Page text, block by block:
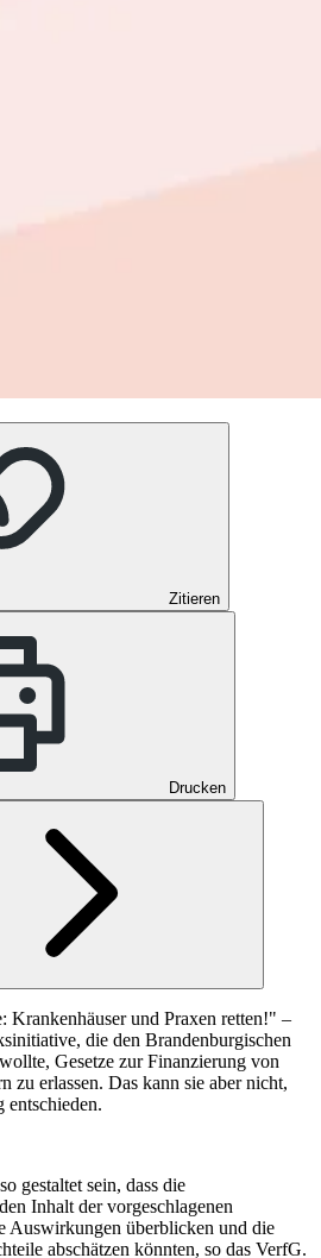
Zitieren
Drucken
Krankenhäuser und Praxen retten!" –
die den Brandenburgischen
Gesetze zur Finanzierung von
zu erlassen. Das kann sie aber nicht,
entschieden.
gestaltet sein, dass die
Inhalt der vorgeschlagenen
Auswirkungen überblicken und die
abschätzen könnten, so das VerfG.